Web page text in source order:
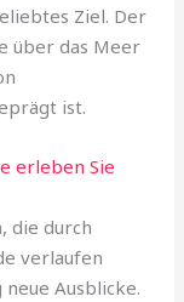
Ziel. Der
über das Meer
ist.
erleben Sie
die durch
verlaufen
Ausblicke.